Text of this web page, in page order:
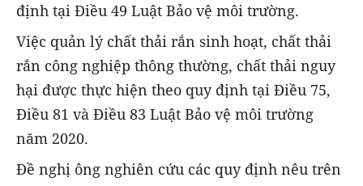
định tại Điều 49 Luật Bảo vệ môi trường.
Việc quản lý chất thải rắn sinh hoạt, chất thải
rắn công nghiệp thông thường, chất thải nguy
hại được thực hiện theo quy định tại Điều 75,
Điều 81 và Điều 83 Luật Bảo vệ môi trường
năm 2020.
Đề nghị ông nghiên cứu các quy định nêu trên